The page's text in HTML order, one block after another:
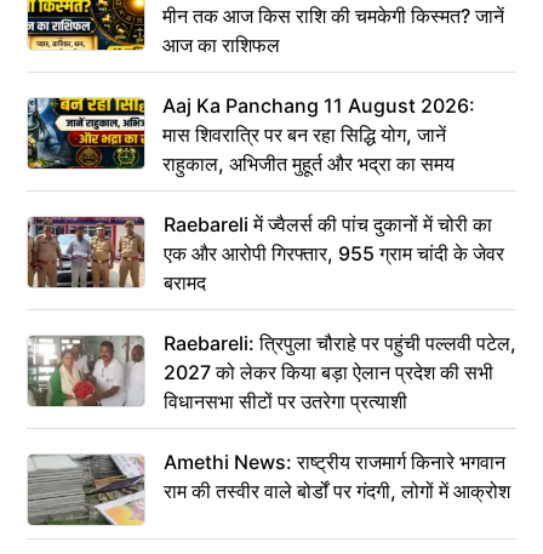
मीन तक आज किस राशि की चमकेगी किस्मत? जानें
आज का राशिफल
Aaj Ka Panchang 11 August 2026:
मास शिवरात्रि पर बन रहा सिद्धि योग, जानें
राहुकाल, अभिजीत मुहूर्त और भद्रा का समय
Raebareli में ज्वैलर्स की पांच दुकानों में चोरी का
एक और आरोपी गिरफ्तार, 955 ग्राम चांदी के जेवर
बरामद
Raebareli: त्रिपुला चौराहे पर पहुंची पल्लवी पटेल,
2027 को लेकर किया बड़ा ऐलान प्रदेश की सभी
विधानसभा सीटों पर उतरेगा प्रत्याशी
Amethi News: राष्ट्रीय राजमार्ग किनारे भगवान
राम की तस्वीर वाले बोर्डों पर गंदगी, लोगों में आक्रोश